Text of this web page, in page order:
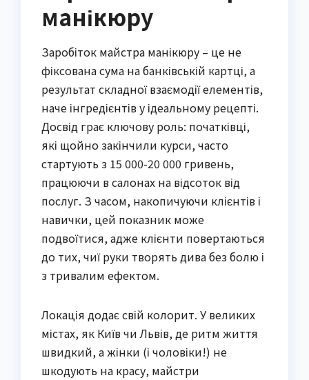
манікюру
Заробіток майстра манікюру – це не
фіксована сума на банківській картці, а
результат складної взаємодії елементів,
наче інгредієнтів у ідеальному рецепті.
Досвід грає ключову роль: початківці,
які щойно закінчили курси, часто
стартують з 15 000-20 000 гривень,
працюючи в салонах на відсоток від
послуг. З часом, накопичуючи клієнтів і
навички, цей показник може
подвоїтися, адже клієнти повертаються
до тих, чиї руки творять дива без болю і
з тривалим ефектом.
Локація додає свій колорит. У великих
містах, як Київ чи Львів, де ритм життя
швидкий, а жінки (і чоловіки!) не
шкодують на красу, майстри